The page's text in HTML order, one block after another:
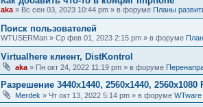
aka » Вс сен 03, 2023 10:44 pm » в форуме Планы
Поиск пользователей
WTUSERMan » Ср фев 01, 2023 2:15 pm » в форуме
Virtualhere клиент, DistKontrol
aka » Пн окт 24, 2022 11:19 pm » в форуме
Разрешение 3440x1440, 2560x1440, 2560x1080
Merdek » Чт окт 13, 2022 5:14 pm » в форуме